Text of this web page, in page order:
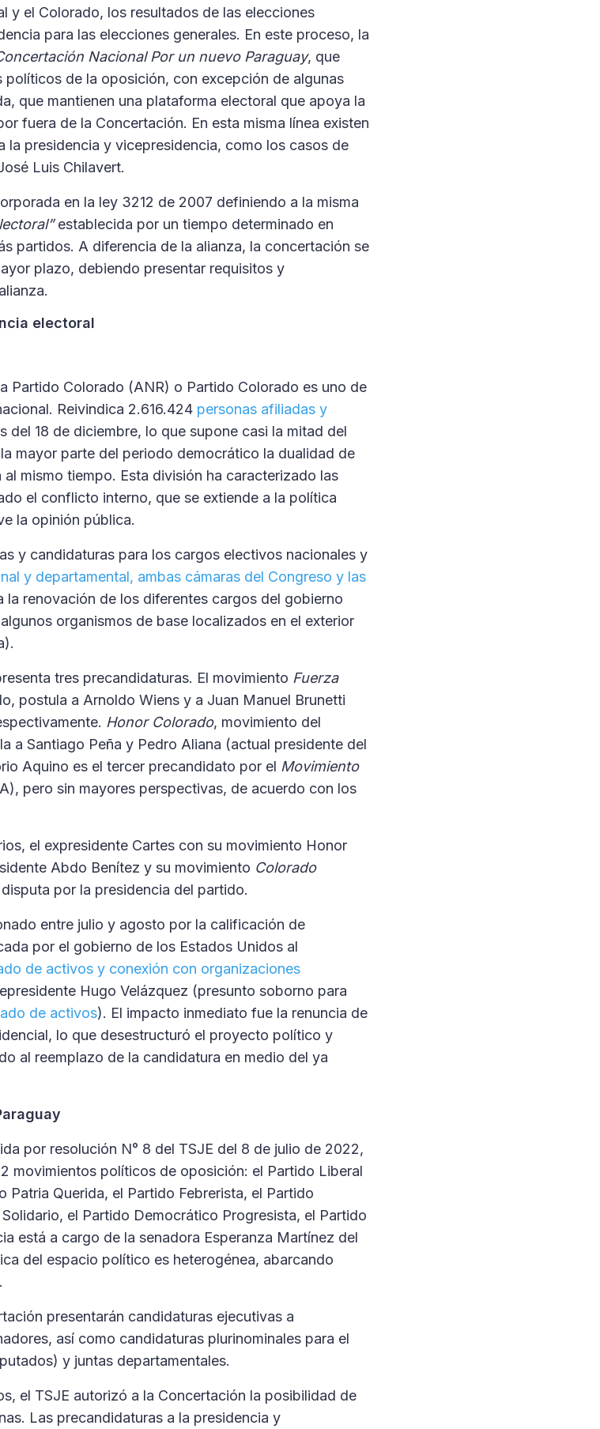
y el Colorado, los resultados de las elecciones
para las elecciones generales. En este proceso, la
Nacional Por un nuevo Paraguay, que
de la oposición, con excepción de algunas
que mantienen una plataforma electoral que apoya la
fuera de la Concertación. En esta misma línea existen
la presidencia y vicepresidencia, como los casos de
Luis Chilavert.
en la ley 3212 de 2007 definiendo a la misma
establecida por un tiempo determinado en
partidos. A diferencia de la alianza, la concertación se
plazo, debiendo presentar requisitos y
electoral
Partido Colorado (ANR) o Partido Colorado es uno de
Reivindica 2.616.424 personas afiliadas y
del 18 de diciembre, lo que supone casi la mitad del
mayor parte del periodo democrático la dualidad de
mismo tiempo. Esta división ha caracterizado las
el conflicto interno, que se extiende a la política
la opinión pública.
y candidaturas para los cargos electivos nacionales y
y departamental, ambas cámaras del Congreso y las
la renovación de los diferentes cargos del gobierno
organismos de base localizados en el exterior
tres precandidaturas. El movimiento Fuerza
postula a Arnoldo Wiens y a Juan Manuel Brunetti
Honor Colorado, movimiento del
a Santiago Peña y Pedro Aliana (actual presidente del
Aquino es el tercer precandidato por el Movimiento
pero sin mayores perspectivas, de acuerdo con los
el expresidente Cartes con su movimiento Honor
Abdo Benítez y su movimiento Colorado
por la presidencia del partido.
entre julio y agosto por la calificación de
por el gobierno de los Estados Unidos al
de activos y conexión con organizaciones
Hugo Velázquez (presunto soborno para
de activos). El impacto inmediato fue la renuncia de
lo que desestructuró el proyecto político y
al reemplazo de la candidatura en medio del ya
por resolución N° 8 del TSJE del 8 de julio de 2022,
movimientos políticos de oposición: el Partido Liberal
Patria Querida, el Partido Febrerista, el Partido
el Partido Democrático Progresista, el Partido
está a cargo de la senadora Esperanza Martínez del
del espacio político es heterogénea, abarcando
presentarán candidaturas ejecutivas a
así como candidaturas plurinominales para el
y juntas departamentales.
el TSJE autorizó a la Concertación la posibilidad de
Las precandidaturas a la presidencia y